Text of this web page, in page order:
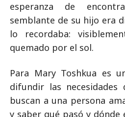
esperanza de
semblante de su hijo era
lo recordaba:
quemado por el sol.
Para Mary Toshkua es
difundir las
buscan a una persona
y saber qué pasó y dónde